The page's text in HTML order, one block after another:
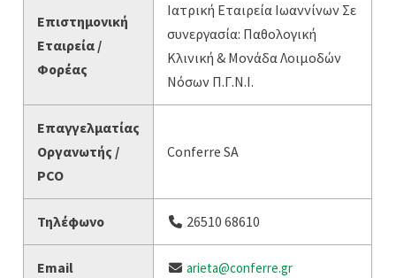
Επιστημονική
Εταιρεία /
Φορέας
Ιατρική Εταιρεία Ιωαννίνων Σε
συνεργασία: Παθολογική
Κλινική & Μονάδα Λοιμοδών
Νόσων Π.Γ.Ν.Ι.
Επαγγελματίας
Οργανωτής /
PCO
Conferre SA
Τηλέφωνο 26510 68610
Email arieta@conferre.gr